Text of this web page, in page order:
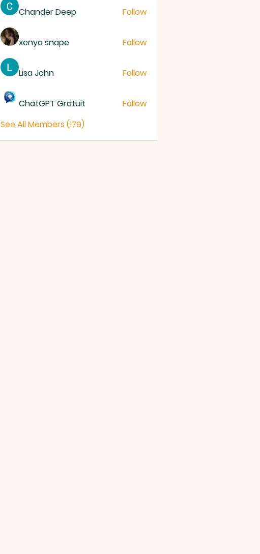
Chander Deep Follow
xenya snape Follow
Lisa John Follow
ChatGPT Gratuit
Follow
See All Members (179)